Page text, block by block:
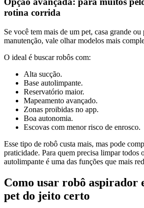
rotina corrida
Se você tem mais de um pet, casa grande
manutenção, vale olhar modelos mais
O ideal é buscar robôs com:
Alta sucção.
Base autolimpante.
Reservatório maior.
Mapeamento avançado.
Zonas proibidas no app.
Boa autonomia.
Escovas com menor risco de enrosco.
Esse tipo de robô custa mais, mas pode
praticidade. Para quem precisa limpar todos
autolimpante é uma das funções que mais
Como usar robô aspirador
pet do jeito certo